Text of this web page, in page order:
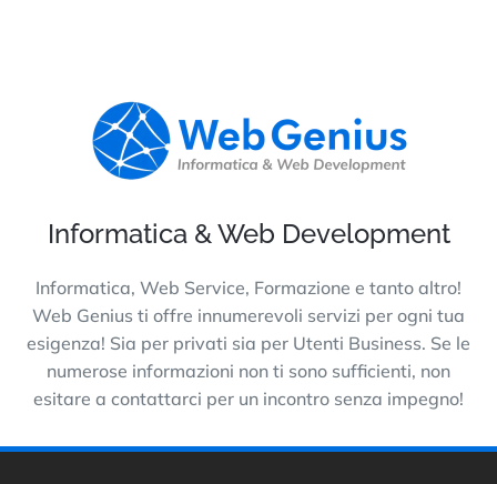
Informatica & Web Development
Informatica, Web Service, Formazione e tanto altro!
Web Genius ti offre innumerevoli servizi per ogni tua
esigenza! Sia per privati sia per Utenti Business. Se le
numerose informazioni non ti sono sufficienti, non
esitare a contattarci per un incontro senza impegno!